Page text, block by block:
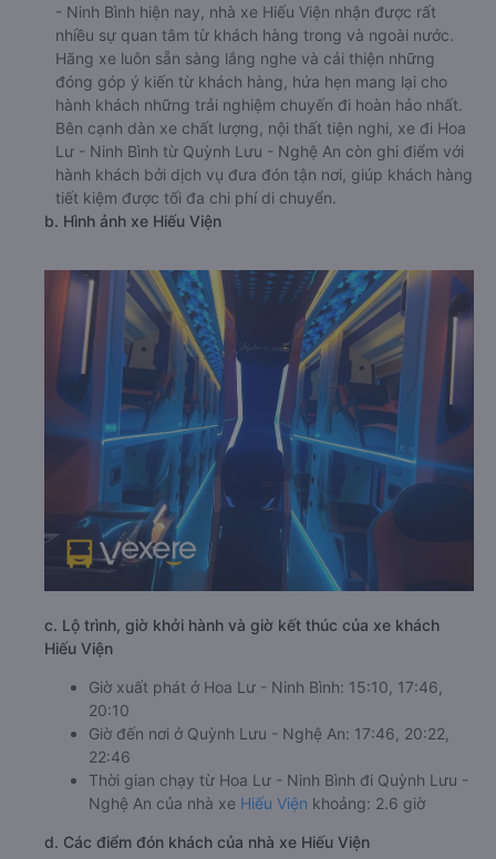
- Ninh Bình hiện nay, nhà xe Hiếu Viện nhận được rất
nhiều sự quan tâm từ khách hàng trong và ngoài nước.
Hãng xe luôn sẵn sàng lắng nghe và cải thiện những
đóng góp ý kiến từ khách hàng, hứa hẹn mang lại cho
hành khách những trải nghiệm chuyến đi hoàn hảo nhất.
Bên cạnh dàn xe chất lượng, nội thất tiện nghi, xe đi Hoa
Lư - Ninh Bình từ Quỳnh Lưu - Nghệ An còn ghi điểm với
hành khách bởi dịch vụ đưa đón tận nơi, giúp khách hàng
tiết kiệm được tối đa chi phí di chuyển.
b. Hình ảnh xe Hiếu Viện
c. Lộ trình, giờ khởi hành và giờ kết thúc của xe khách
Hiếu Viện
Giờ xuất phát ở Hoa Lư - Ninh Bình: 15:10, 17:46,
20:10
Giờ đến nơi ở Quỳnh Lưu - Nghệ An: 17:46, 20:22,
22:46
Thời gian chạy từ Hoa Lư - Ninh Bình đi Quỳnh Lưu -
Nghệ An của nhà xe Hiếu Viện khoảng: 2.6 giờ
d. Các điểm đón khách của nhà xe Hiếu Viện